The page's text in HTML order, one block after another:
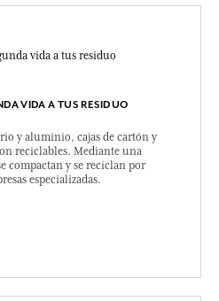
VIDA A TUS RESIDUO
y aluminio, cajas de cartón y
reciclables. Mediante una
compactan y se reciclan por
especializadas.